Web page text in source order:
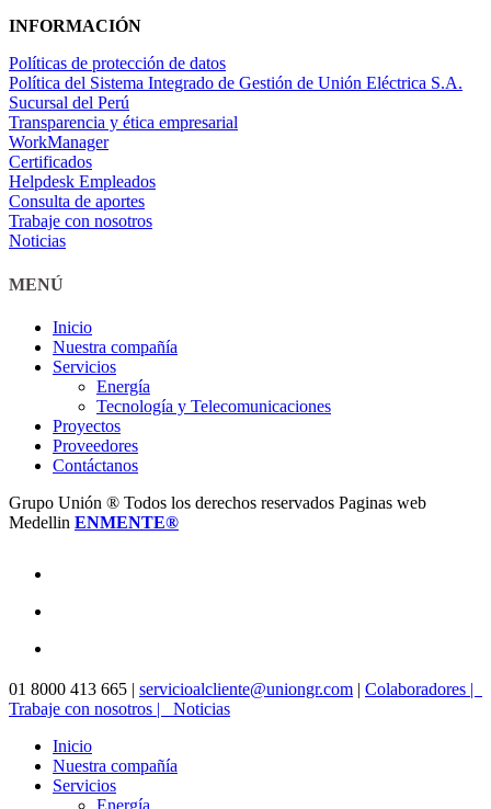
INFORMACIÓN
Políticas de protección de datos
Política del Sistema Integrado de Gestión de Unión Eléctrica S.A.
Sucursal del Perú
Transparencia y ética empresarial
WorkManager
Certificados
Helpdesk Empleados
Consulta de aportes
Trabaje con nosotros
Noticias
MENÚ
Inicio
Nuestra compañía
Servicios
Energía
Tecnología y Telecomunicaciones
Proyectos
Proveedores
Contáctanos
Grupo Unión ® Todos los derechos reservados Paginas web
Medellin ENMENTE®
Close
Menu
01 8000 413 665 | servicioalcliente@uniongr.com | Colaboradores |
Trabaje con nosotros |
Noticias
Inicio
Nuestra compañía
Servicios
Energía